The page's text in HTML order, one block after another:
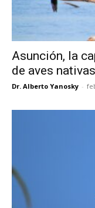
Asunción, la
de aves nativas
Dr. Alberto Yanosky -